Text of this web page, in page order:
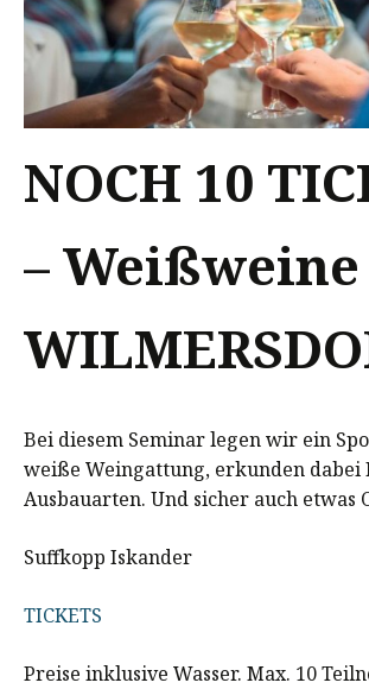
NOCH 10
–
Bei diesem Seminar legen wir ein
weiße Weingattung, erkunden dabei
Ausbauarten. Und sicher auch etwas
Suffkopp Iskander
TICKETS
Preise inklusive Wasser. Max. 10